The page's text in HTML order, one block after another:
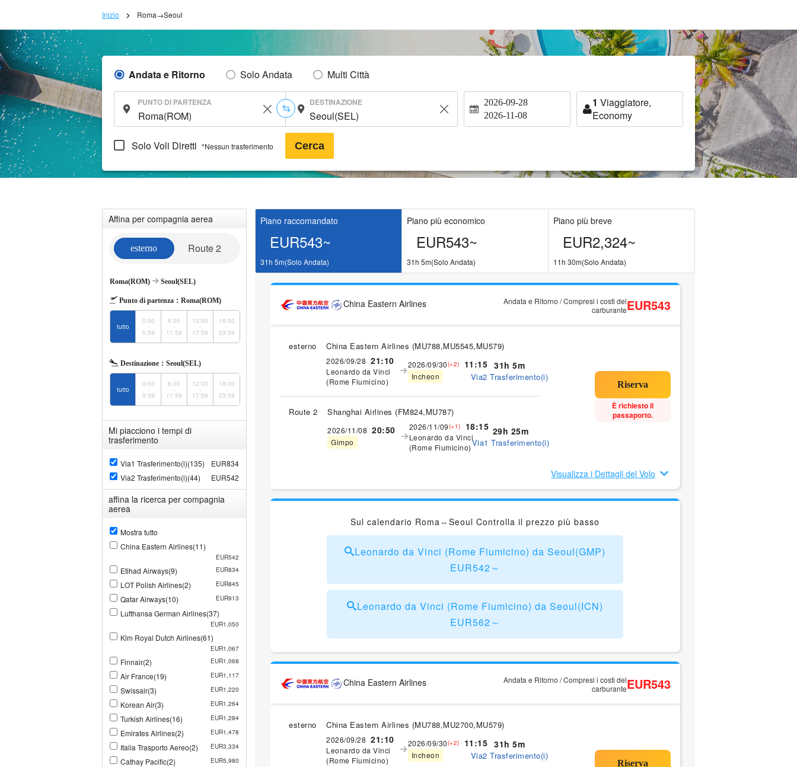
Inizio Roma→Seoul
Andata e Ritorno Solo Andata Multi Città
PUNTO DI PARTENZA DESTINAZIONE 2026-09-28
2026-11-08
1 Viaggiatore,
Economy
Solo Voli Diretti *Nessun trasferimento Cerca
Affina per compagnia aerea
esterno Route 2
Roma(ROM) Seoul(SEL)
Punto di partenza： Roma(ROM)
tutto
0:00
-
5:59
6:00
-
11:59
12:00
-
17:59
18:00
-
23:59
Destinazione： Seoul(SEL)
tutto
0:00
-
5:59
6:00
-
11:59
12:00
-
17:59
18:00
-
23:59
Mi piacciono i tempi di
trasferimento
Via1 Trasferimento(i)(135)
EUR834
Via2 Trasferimento(i)(44)
EUR542
affina la ricerca per compagnia
aerea
Mostra tutto
China Eastern Airlines(11)
EUR542
Etihad Airways(9) EUR834
LOT Polish Airlines(2) EUR845
Qatar Airways(10) EUR913
Lufthansa German Airlines(37)
EUR1,050
Klm Royal Dutch Airlines(61)
EUR1,067
Finnair(2) EUR1,068
Air France(19) EUR1,117
Swissair(3) EUR1,220
Korean Air(3) EUR1,264
Turkish Airlines(16) EUR1,284
Emirates Airlines(2) EUR1,478
Italia Trasporto Aereo(2) EUR3,334
Cathay Pacific(2) EUR5,980
Piano raccomandato
EUR543~
31h 5m(Solo Andata)
Piano più economico
EUR543~
31h 5m(Solo Andata)
Piano più breve
EUR2,324~
11h 30m(Solo Andata)
China Eastern Airlines
Andata e Ritorno / Compresi i costi del
carburanteEUR543
esterno China Eastern Airlines (MU788,MU5545,MU579)
2026/09/28 21:10
Leonardo da Vinci
(Rome Fiumicino)
2026/09/30(+2) 11:15
Incheon
31h 5m
Via2 Trasferimento(i)
Route 2 Shanghai Airlines (FM824,MU787)
2026/11/08 20:50
Gimpo
2026/11/09(+1) 18:15
Leonardo da Vinci
(Rome Fiumicino)
29h 25m
Via1 Trasferimento(i)
È richiesto il
passaporto.
Visualizza i Dettagli del Volo
Sul calendario Roma⇔Seoul Controlla il prezzo più basso
Leonardo da Vinci (Rome Fiumicino) da Seoul(GMP)
EUR542～
Leonardo da Vinci (Rome Fiumicino) da Seoul(ICN)
EUR562～
China Eastern Airlines
Andata e Ritorno / Compresi i costi del
carburanteEUR543
esterno China Eastern Airlines (MU788,MU2700,MU579)
2026/09/28 21:10
Leonardo da Vinci
(Rome Fiumicino)
2026/09/30(+2) 11:15
Incheon
31h 5m
Via2 Trasferimento(i)